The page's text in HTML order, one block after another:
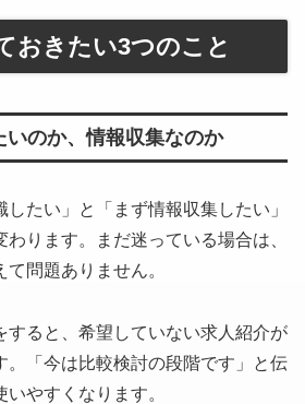
おきたい3つのこと
いのか、情報収集なのか
たい」と「まず情報収集したい」
ります。まだ迷っている場合は、
問題ありません。
すると、希望していない求人紹介が
。「今は比較検討の段階です」と伝
やすくなります。